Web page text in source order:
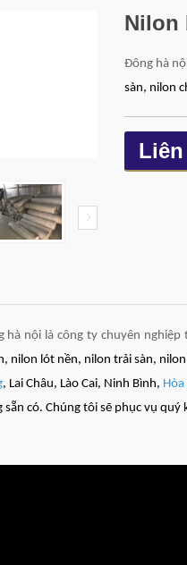
Nilon
Đông hà
sàn, nilon
hà nội là công ty chuyên nghiệp
nilon lót nền, nilon trải sàn, nilon
, Lai Châu, Lào Cai, Ninh Bình, Hòa
sẵn có. Chúng tôi sẽ phục vụ quý